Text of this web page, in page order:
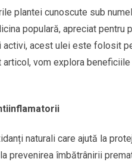
plantei cunoscute sub
populară, apreciat
acest ulei este folosit
vom explora
naturali care ajută la
prevenirea îmbătrânirii